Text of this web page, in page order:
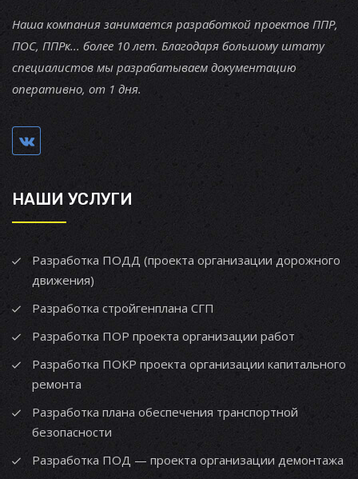
Наша компания занимается разработкой проектов ППР,
ПОС, ППРк... более 10 лет. Благодаря большому штату
специалистов мы разрабатываем документацию
оперативно, от 1 дня.
НАШИ УСЛУГИ
Разработка ПОДД (проекта организации дорожного
движения)
Разработка стройгенплана СГП
Разработка ПОР проекта организации работ
Разработка ПОКР проекта организации капитального
ремонта
Разработка плана обеспечения транспортной
безопасности
Разработка ПОД — проекта организации демонтажа